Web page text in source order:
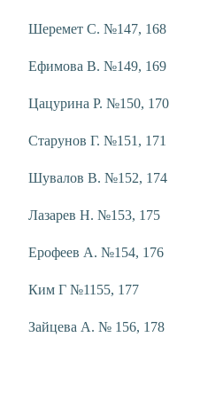
Шеремет С. №147, 168
Ефимова В. №149, 169
Цацурина Р. №150, 170
Старунов Г. №151, 171
Шувалов В. №152, 174
Лазарев Н. №153, 175
Ерофеев А. №154, 176
Ким Г №1155, 177
Зайцева А. № 156, 178